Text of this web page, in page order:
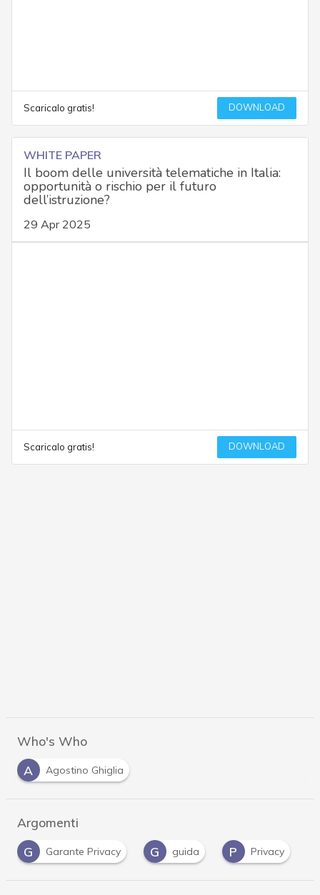
Scaricalo gratis! DOWNLOAD
WHITE PAPER
Il boom delle università telematiche in Italia:
opportunità o rischio per il futuro
dell’istruzione?
29 Apr 2025
Scaricalo gratis! DOWNLOAD
Who's Who
A
Agostino Ghiglia
Argomenti
G
Garante Privacy G guida P Privacy